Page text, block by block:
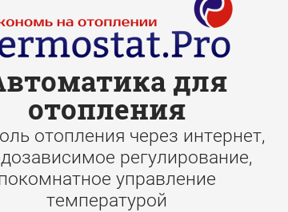
для
отопления
отопления через интернет,
регулирование,
управление
температурой